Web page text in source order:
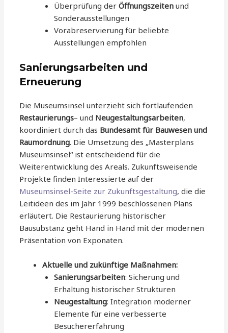
Überprüfung der Öffnungszeitenund
Sonderausstellungen
Vorabreservierung für beliebte
Ausstellungen empfohlen
Sanierungsarbeiten und
Erneuerung
Die Museumsinsel unterzieht sich fortlaufenden
Restaurierungs– und Neugestaltungsarbeiten,
koordiniert durch das Bundesamt für Bauwesen und
Raumordnung. Die Umsetzung des „Masterplans
Museumsinsel“ ist entscheidend für die
Weiterentwicklung des Areals. Zukunftsweisende
Projekte finden Interessierte auf der
Museumsinsel-Seite zur Zukunftsgestaltung, die die
Leitideen des im Jahr 1999 beschlossenen Plans
erläutert. Die Restaurierung historischer
Bausubstanz geht Hand in Hand mit der modernen
Präsentation von Exponaten.
Aktuelle und zukünftige Maßnahmen:
Sanierungsarbeiten: Sicherung und
Erhaltung historischer Strukturen
Neugestaltung: Integration moderner
Elemente für eine verbesserte
Besuchererfahrung